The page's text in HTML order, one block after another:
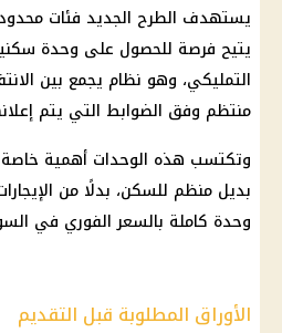
يستهدف الطرح الجديد فئات
يتيح فرصة للحصول على وحدة
التمليكي، وهو نظام يجمع بين
منتظم وفق الضوابط التي يتم
وتكتسب هذه الوحدات أهمية
بديل منظم للسكن، بدلًا من
وحدة كاملة بالسعرالفوري في
الأوراق المطلوبة قبل التقديم